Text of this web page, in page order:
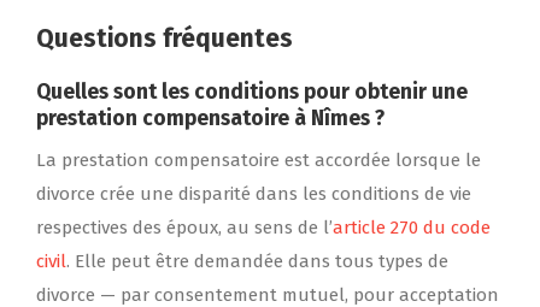
Questions fréquentes
Quelles sont les conditions pour obtenir une
prestation compensatoire à Nîmes ?
La prestation compensatoire est accordée lorsque le
divorce crée une disparité dans les conditions de vie
respectives des époux, au sens de l’article 270 du code
civil. Elle peut être demandée dans tous types de
divorce — par consentement mutuel, pour acceptation